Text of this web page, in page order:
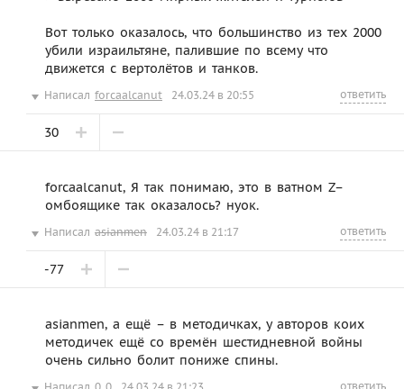
Вот только оказалось, что большинство из тех 2000
убили израильтяне, палившие по всему что
движется с вертолётов и танков.
Написал forcaalcanut 24.03.24 в 20:55 ответить
30
forcaalcanut, Я так понимаю, это в ватном Z–
омбоящике так оказалось? нуок.
Написал asianmen 24.03.24 в 21:17 ответить
-77
asianmen, а ещё – в методичках, у авторов коих
методичек ещё со времён шестидневной войны
очень сильно болит пониже спины.
ответить